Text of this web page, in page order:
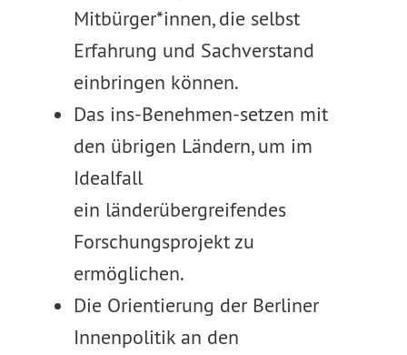
Mitbürger*innen, die selbst
Erfahrung und Sachverstand
einbringen können.
Das ins-Benehmen-setzen mit
den übrigen Ländern, um im
Idealfall
ein länderübergreifendes
Forschungsprojekt zu
ermöglichen.
Die Orientierung der Berliner
Innenpolitik an den